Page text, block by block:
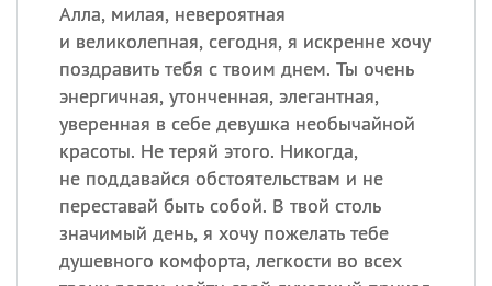
Алла, милая, невероятная
и великолепная, сегодня, я искренне хочу
поздравить тебя с твоим днем. Ты очень
энергичная, утонченная, элегантная,
уверенная в себе девушка необычайной
красоты. Не теряй этого. Никогда,
не поддавайся обстоятельствам и не
переставай быть собой. В твой столь
значимый день, я хочу пожелать тебе
душевного комфорта, легкости во всех
мучеников
07.08
Национальный день
маяка
Годовщина битвы при
Бояка
ИМЕНА
Сегодня празднуют именины